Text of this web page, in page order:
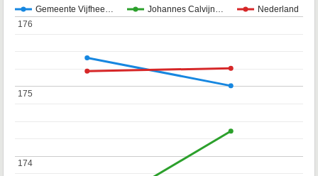
Gemeente Vijfhee… Johannes Calvijn… Nederland
174
174
175
175
176
176